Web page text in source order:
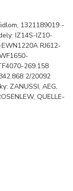
1321189019 -
IZ14S-IZ10-
RJ612-
269.158
2/20092
ZANUSSI, AEG,
QUELLE-